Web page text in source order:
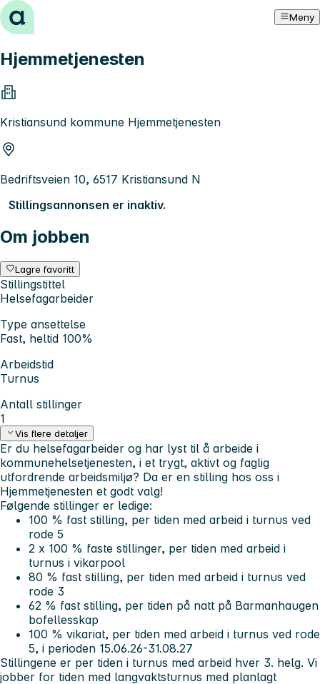
Hopp til innhold Meny
Hjemmetjenesten
Kristiansund kommune Hjemmetjenesten
Bedriftsveien 10, 6517 Kristiansund N
Stillingsannonsen er inaktiv.
Om jobben
Lagre favoritt
Stillingstittel
Helsefagarbeider
Type ansettelse
Fast, heltid 100%
Arbeidstid
Turnus
Antall stillinger
1
Vis flere detaljer
Er du helsefagarbeider og har lyst til å arbeide i
kommunehelsetjenesten, i et trygt, aktivt og faglig
utfordrende arbeidsmiljø? Da er en stilling hos oss i
Hjemmetjenesten et godt valg!
Følgende stillinger er ledige:
100 % fast stilling, per tiden med arbeid i turnus ved
rode 5
2 x 100 % faste stillinger, per tiden med arbeid i
turnus i vikarpool
80 % fast stilling, per tiden med arbeid i turnus ved
rode 3
62 % fast stilling, per tiden på natt på Barmanhaugen
bofellesskap
100 % vikariat, per tiden med arbeid i turnus ved rode
5, i perioden 15.06.26-31.08.27
Stillingene er per tiden i turnus med arbeid hver 3. helg. Vi
jobber for tiden med langvaktsturnus med planlagt